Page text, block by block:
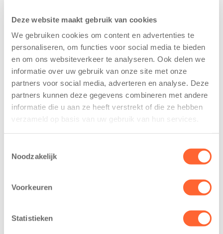
Deze website maakt gebruik van cookies
We gebruiken cookies om content en advertenties te
personaliseren, om functies voor social media te bieden
en om ons websiteverkeer te analyseren. Ook delen we
informatie over uw gebruik van onze site met onze
partners voor social media, adverteren en analyse. Deze
partners kunnen deze gegevens combineren met andere
informatie die u aan ze heeft verstrekt of die ze hebben
verzameld op basis van uw gebruik van hun services.
Noodzakelijk
Voorkeuren
Statistieken
Kinderen BSO
Westerburcht
trainen alvast
voor Kids First
Mini 4 Mijl
7 augustus 2026
Eelde, 6 augustus
2026 – Kinderen
van BSO De
Eelde trainden
Kids First
koopcontract
voor nieuw
kindcentrum in
wijk Wiarda in
Leeuwarden
11 juni 2026
Leeuwarden –
realisatie van een